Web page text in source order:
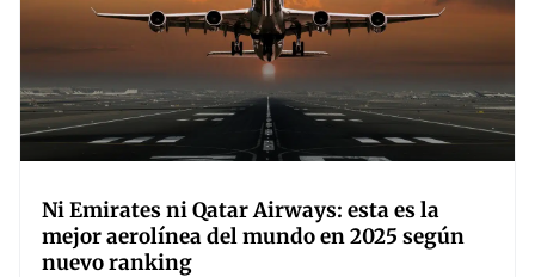
Ni Emirates ni Qatar Airways: esta es la
mejor aerolínea del mundo en 2025 según
nuevo ranking